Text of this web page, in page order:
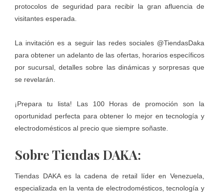
protocolos de seguridad para recibir la gran afluencia de
visitantes esperada.
La invitación es a seguir las redes sociales @TiendasDaka
para obtener un adelanto de las ofertas, horarios específicos
por sucursal, detalles sobre las dinámicas y sorpresas que
se revelarán.
¡Prepara tu lista! Las 100 Horas de promoción son la
oportunidad perfecta para obtener lo mejor en tecnología y
electrodomésticos al precio que siempre soñaste.
Sobre Tiendas DAKA:
Tiendas DAKA es la cadena de retail líder en Venezuela,
especializada en la venta de electrodomésticos, tecnología y